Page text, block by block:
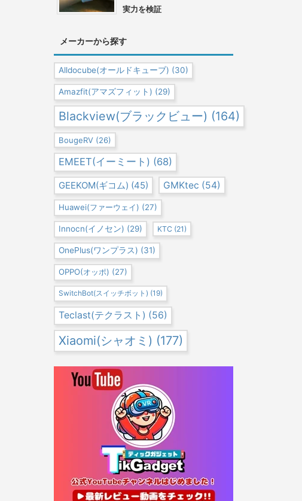
実力を検証
メーカーから探す
Alldocube(オールドキューブ) (30)
Amazfit(アマズフィット) (29)
Blackview(ブラックビュー) (164)
BougeRV (26)
EMEET(イーミート) (68)
GEEKOM(ギコム) (45) GMKtec (54)
Huawei(ファーウェイ) (27)
Innocn(イノセン) (29) KTC (21)
OnePlus(ワンプラス) (31)
OPPO(オッポ) (27)
SwitchBot(スイッチボット) (19)
Teclast(テクラスト) (56)
Xiaomi(シャオミ) (177)